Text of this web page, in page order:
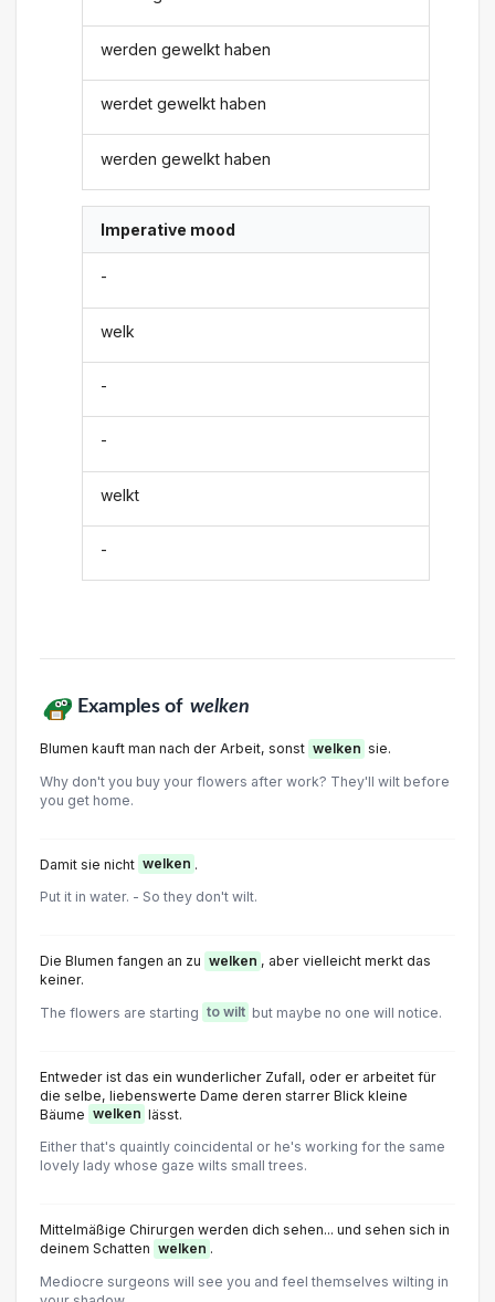
werden gewelkt haben
werdet gewelkt haben
werden gewelkt haben
Imperative mood
-
welk
-
-
welkt
-
Examples of welken
Blumen kauft man nach der Arbeit, sonst welken sie.
Why don't you buy your flowers after work? They'll wilt before
you get home.
Damit sie nicht welken .
Put it in water. - So they don't wilt.
Die Blumen fangen an zu welken , aber vielleicht merkt das
keiner.
The flowers are starting to wilt but maybe no one will notice.
Entweder ist das ein wunderlicher Zufall, oder er arbeitet für
die selbe, liebenswerte Dame deren starrer Blick kleine
Bäume welken lässt.
Either that's quaintly coincidental or he's working for the same
lovely lady whose gaze wilts small trees.
Mittelmäßige Chirurgen werden dich sehen... und sehen sich in
deinem Schatten welken .
Mediocre surgeons will see you and feel themselves wilting in